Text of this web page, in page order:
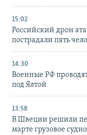
15:02
Российский дрон
пострадали пять
14:30
Военные РФ
под Ялтой
13:58
В Швеции решили
марте грузовое